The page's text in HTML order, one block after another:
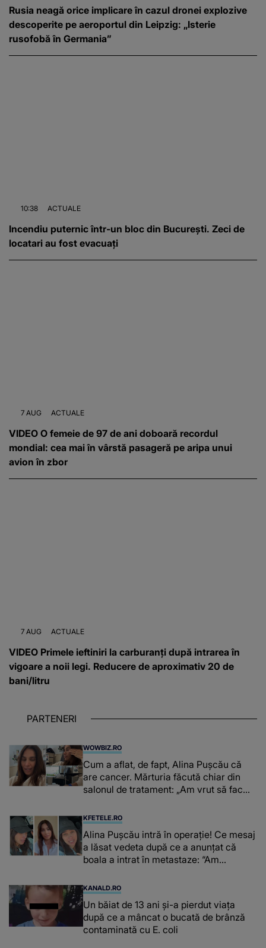
Rusia neagă orice implicare în cazul dronei explozive
descoperite pe aeroportul din Leipzig: „Isterie
rusofobă în Germania”
10:38 ACTUALE
Incendiu puternic într-un bloc din București. Zeci de
locatari au fost evacuați
7 AUG ACTUALE
VIDEO O femeie de 97 de ani doboară recordul
mondial: cea mai în vârstă pasageră pe aripa unui
avion în zbor
7 AUG ACTUALE
VIDEO Primele ieftiniri la carburanți după intrarea în
vigoare a noii legi. Reducere de aproximativ 20 de
bani/litru
PARTENERI
WOWBIZ.RO
Cum a aflat, de fapt, Alina Pușcău că
are cancer. Mărturia făcută chiar din
salonul de tratament: „Am vrut să fac
înțepe sânul”
KFETELE.RO
Alina Pușcău intră în operație! Ce mesaj
a lăsat vedeta după ce a anunțat că
boala a intrat în metastaze: “Am
KANALD.RO
Un băiat de 13 ani și-a pierdut viața
după ce a mâncat o bucată de brânză
contaminată cu E. coli